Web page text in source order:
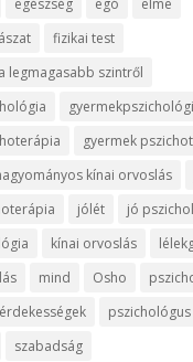
fizikai test
legmagasabb szintről
gyermek
kínai orvoslás
jólét
jó
kínai orvoslás
mind Osho
pszichológus
szabadság